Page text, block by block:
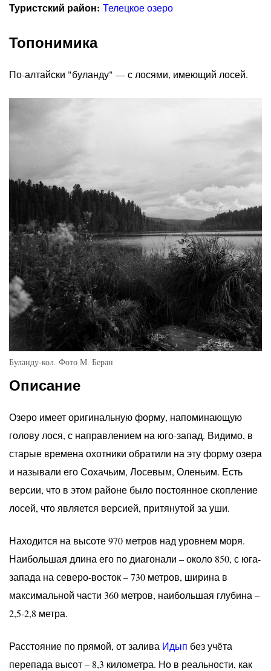
Туристский район: Телецкое озеро
Топонимика
По-алтайски "буланду" — с лосями, имеющий лосей.
Буланду-кол. Фото М. Беран
Описание
Озеро имеет оригинальную форму, напоминающую
голову лося, с направлением на юго-запад. Видимо, в
старые времена охотники обратили на эту форму озера
и называли его Сохачьим, Лосевым, Оленьим. Есть
версии, что в этом районе было постоянное скопление
лосей, что является версией, притянутой за уши.
Находится на высоте 970 метров над уровнем моря.
Наибольшая длина его по диагонали – около 850, с юга-
запада на северо-восток – 730 метров, ширина в
максимальной части 360 метров, наибольшая глубина –
2,5-2,8 метра.
Расстояние по прямой, от залива Идып без учёта
перепада высот – 8,3 километра. Но в реальности, как